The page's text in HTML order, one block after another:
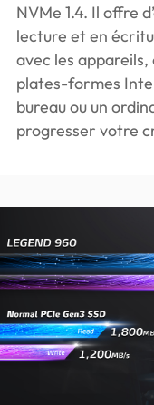
NVMe 1.4. Il offre
lecture et en
avec les
plates-formes
bureau ou un
progresser votre